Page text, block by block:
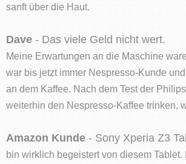
sanft über die Haut.
Dave - Das viele Geld nicht wert.
Meine Erwartungen an die Maschine
war bis jetzt immer Nespresso-Kunde
an dem Kaffee. Nach dem Test der
weiterhin den Nespresso-Kaffee trinken,
Amazon Kunde - Sony Xperia Z3
bin wirklich begeistert von diesem Tablet.